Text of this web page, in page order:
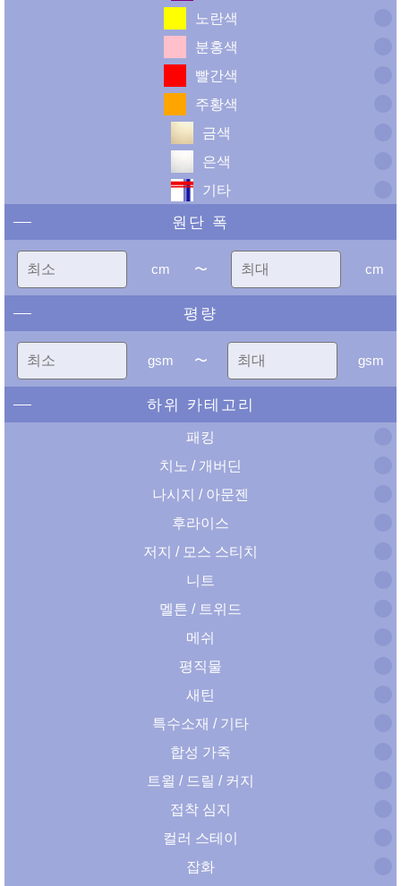
노란색
분홍색
빨간색
주황색
금색
은색
기타
원단 폭
cm 〜 cm
평량
gsm 〜 gsm
하위 카테고리
패킹
치노 / 개버딘
나시지 / 아문젠
후라이스
저지 / 모스 스티치
니트
멜튼 / 트위드
메쉬
평직물
새틴
특수소재 / 기타
합성 가죽
트윌 / 드릴 / 커지
접착 심지
컬러 스테이
잡화